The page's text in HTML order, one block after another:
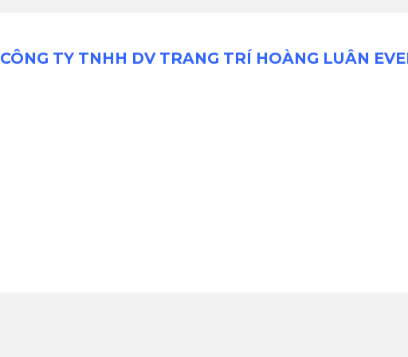
CÔNG TY TNHH DV TRANG TRÍ HOÀNG LUÂN